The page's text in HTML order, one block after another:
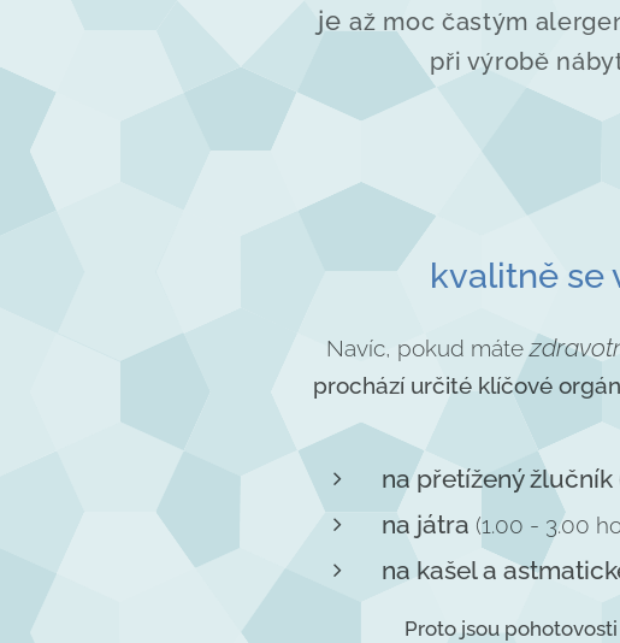
jeaž moc častým
při výrobě
kvalitně se
Navíc, pokud máte
prochází určité klíčové
na přetížený žlučník
na játra (1.00 - 3.00
na kašel a
Proto jsou